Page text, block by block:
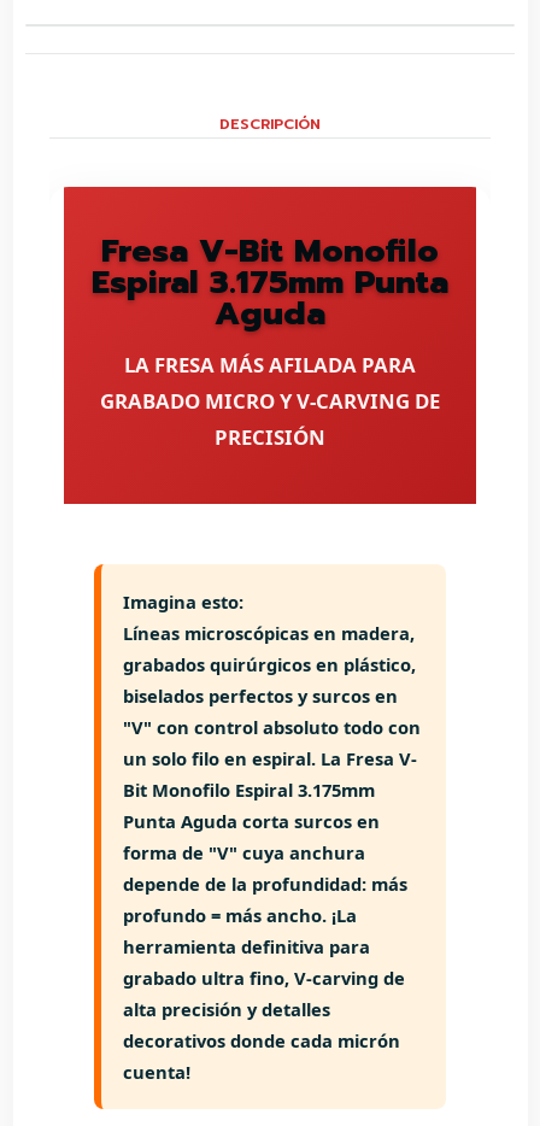
DESCRIPCIÓN
Fresa V-Bit Monofilo
Espiral 3.175mm Punta
Aguda
LA FRESA MÁS AFILADA PARA
GRABADO MICRO Y V-CARVING DE
PRECISIÓN
Imagina esto:
Líneas microscópicas en madera,
grabados quirúrgicos en plástico,
biselados perfectos y surcos en
"V" con control absoluto todo con
un solo filo en espiral. La Fresa V-
Bit Monofilo Espiral 3.175mm
Punta Aguda corta surcos en
forma de "V" cuya anchura
depende de la profundidad: más
profundo = más ancho. ¡La
herramienta definitiva para
grabado ultra fino, V-carving de
alta precisión y detalles
decorativos donde cada micrón
cuenta!